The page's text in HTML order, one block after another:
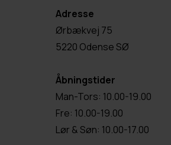
Adresse
Ørbækvej 75
5220 Odense SØ
Åbningstider
Man-Tors: 10.00-19.00
Fre: 10.00-19.00
Lør & Søn: 10.00-17.00